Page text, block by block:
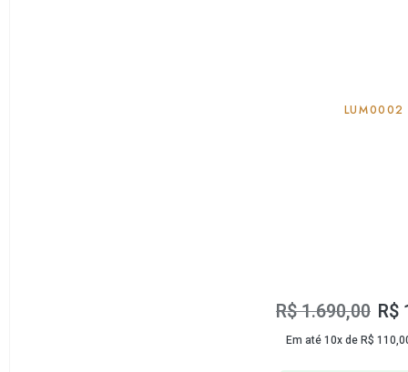
LUM0002
R$1.690,00 R$
Em até 10x deR$